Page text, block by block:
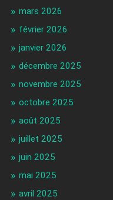
mars 2026
février 2026
janvier 2026
décembre 2025
novembre 2025
octobre 2025
août 2025
juillet 2025
juin 2025
mai 2025
avril 2025